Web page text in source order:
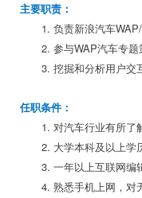
主要职责：
负责新浪汽车
参与WAP汽车专
挖掘和分析用户交
任职条件：
对汽车行业有所了
大学本科及以上学
一年以上互联网编
熟悉手机上网，对